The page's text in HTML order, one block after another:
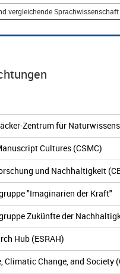
vergleichende Sprachwissenschaft
Zentrum für
Cultures (CSMC)
und Nachhaltigkeit
"Imaginarien der Kraft"
Zukünfte der
Hub (ESRAH)
Climatic Change, and Society